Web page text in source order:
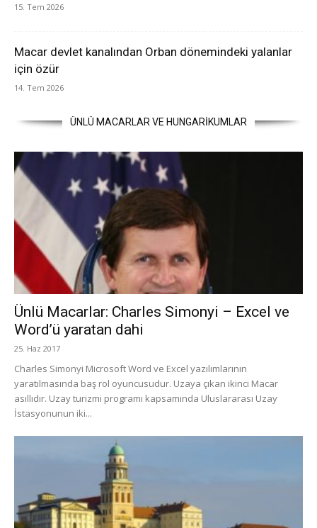
15. Tem 2026
Macar devlet kanalından Orban dönemindeki yalanlar
için özür
14. Tem 2026
ÜNLÜ MACARLAR VE HUNGARİKUMLAR
Ünlü Macarlar: Charles Simonyi – Excel ve
Word’ü yaratan dahi
25. Haz 2017
Charles Simonyi Microsoft Word ve Excel yazılımlarının
yaratılmasında baş rol oyuncusudur. Uzaya çıkan ikinci Macar
asıllıdır. Uzay turizmi programı kapsamında Uluslararası Uzay
İstasyonunun iki...